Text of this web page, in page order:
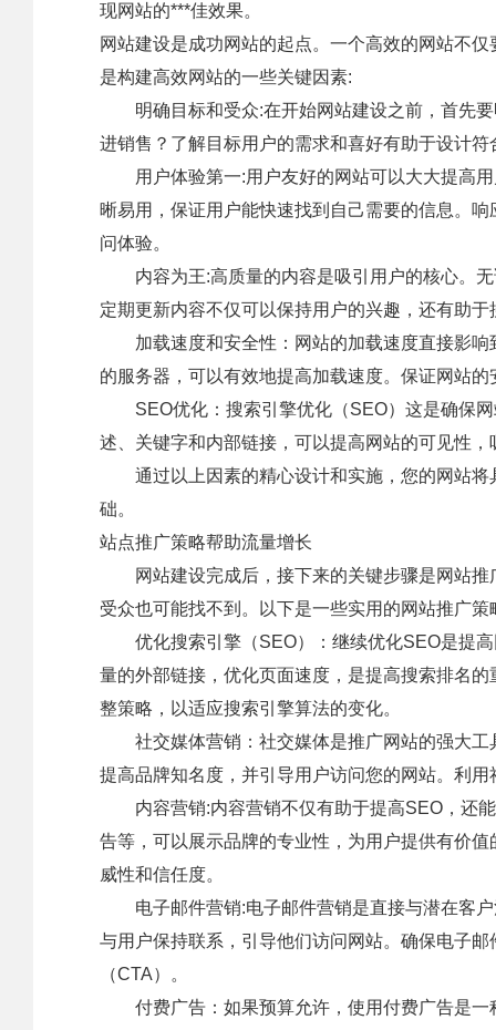
现网站的***佳效果。
网站建设是成功网站的起点。一个高效的网站不
是构建高效网站的一些关键因素:
明确目标和受众:在开始网站建设之前，首先要
进销售？了解目标用户的需求和喜好有助于设计符
用户体验第一:用户友好的网站可以大大提高用
晰易用，保证用户能快速找到自己需要的信息。
问体验。
内容为王:高质量的内容是吸引用户的核心。无
定期更新内容不仅可以保持用户的兴趣，还有助
加载速度和安全性：网站的加载速度直接影响
的服务器，可以有效地提高加载速度。保证网站
SEO优化：搜索引擎优化（SEO）这是确保网
述、关键字和内部链接，可以提高网站的可见性，
通过以上因素的精心设计和实施，您的网站将
础。
站点推广策略帮助流量增长
网站建设完成后，接下来的关键步骤是网站推
受众也可能找不到。以下是一些实用的网站推广
优化搜索引擎（SEO）：继续优化SEO是提高
量的外部链接，优化页面速度，是提高搜索排名
整策略，以适应搜索引擎算法的变化。
社交媒体营销：社交媒体是推广网站的强大工
提高品牌知名度，并引导用户访问您的网站。利
内容营销:内容营销不仅有助于提高SEO，还能
告等，可以展示品牌的专业性，为用户提供有价
威性和信任度。
电子邮件营销:电子邮件营销是直接与潜在客户
与用户保持联系，引导他们访问网站。确保电子
（CTA）。
付费广告：如果预算允许，使用付费广告是一